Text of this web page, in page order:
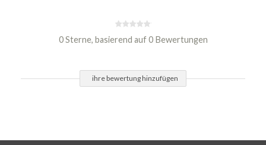
0 Sterne, basierend auf 0 Bewertungen
ihre bewertung hinzufügen